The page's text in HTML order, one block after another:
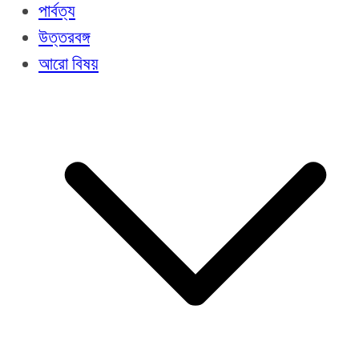
পার্বত্য
উত্তরবঙ্গ
আরো বিষয়